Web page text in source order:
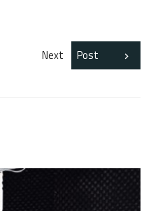
Next
Post